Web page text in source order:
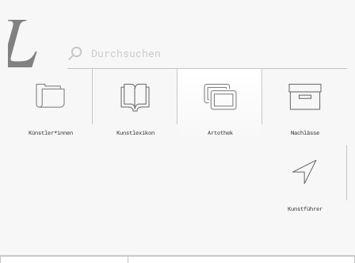
Nachlässe
Artothek
Kunstlexikon
Künstler*innen
Kunstführer